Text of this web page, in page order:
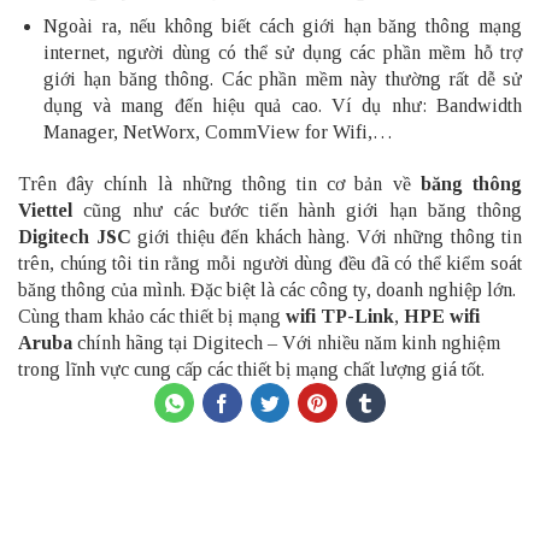
Ngoài ra, nếu không biết cách giới hạn băng thông mạng
internet, người dùng có thể sử dụng các phần mềm hỗ trợ
giới hạn băng thông. Các phần mềm này thường rất dễ sử
dụng và mang đến hiệu quả cao. Ví dụ như: Bandwidth
Manager, NetWorx, CommView for Wifi,…
Trên đây chính là những thông tin cơ bản về băng thông
Viettel
cũng như các bước tiến hành giới hạn băng thông
Digitech JSC giới thiệu đến khách hàng. Với những thông tin
trên, chúng tôi tin rằng mỗi người dùng đều đã có thể kiểm soát
băng thông của mình. Đặc biệt là các công ty, doanh nghiệp lớn.
Cùng tham khảo các thiết bị mạng wifi TP-Link, HPE wifi
Aruba chính hãng tại Digitech – Với nhiều năm kinh nghiệm
trong lĩnh vực cung cấp các thiết bị mạng chất lượng giá tốt.